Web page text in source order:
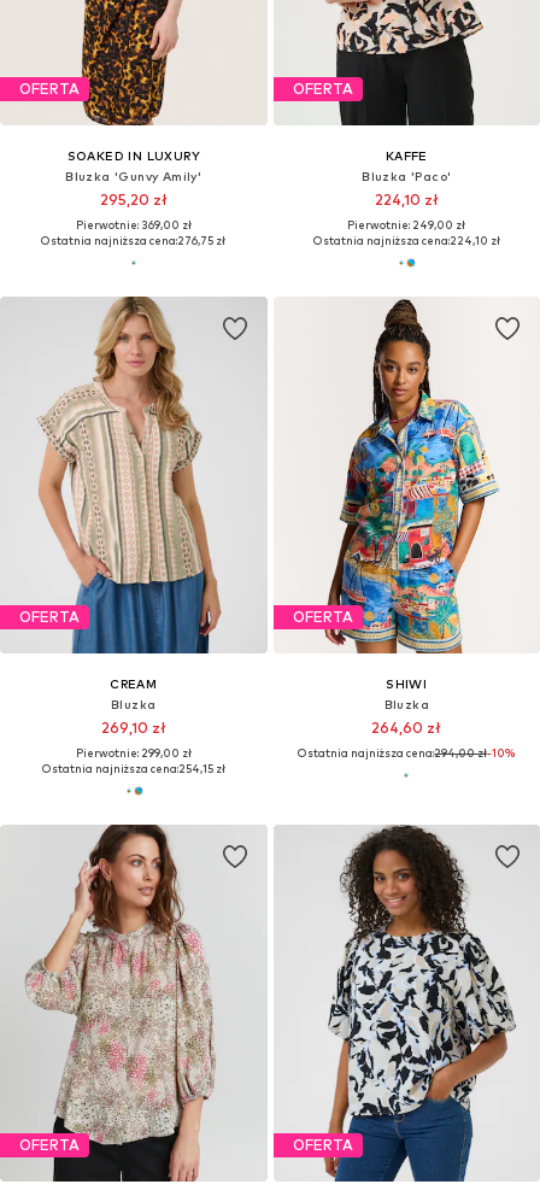
OFERTA
SOAKED IN LUXURY
Bluzka 'Gunvy Amily'
295,20 zł
Pierwotnie: 369,00 zł
Ostatnia najniższa cena:276,75 zł
OFERTA
KAFFE
Bluzka 'Paco'
224,10 zł
Pierwotnie: 249,00 zł
Ostatnia najniższa cena:224,10 zł
OFERTA
CREAM
Bluzka
269,10 zł
Pierwotnie: 299,00 zł
Ostatnia najniższa cena:254,15 zł
OFERTA
SHIWI
Bluzka
264,60 zł
Ostatnia najniższa cena:294,00 zł-10%
OFERTA OFERTA